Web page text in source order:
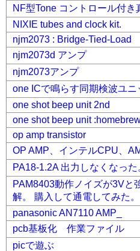
NF型Tone コントロール付
NIXIE tubes and clock kit.
njm2073 : Bridge-Tied-Load
njm2073d アンプ
njm2073アンプ
one ICで鳴らす同期検波ユニ
one shot beep unit 2nd
one shot beep unit
op amp transistor
OP AMP、インテルCPU、
PA18-1.2A 出力しなくなっ
PAM8403動作ノイズが3Vと
解。 購入して通電してみた。
panasonic AN7110 AMP_
pcb基板化 作業ファイル
picで遊ぶ